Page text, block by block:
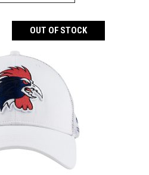
OUT OF STOCK